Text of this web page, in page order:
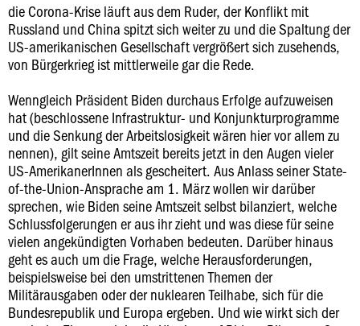
die Corona-Krise läuft aus dem Ruder, der Konflikt mit
Russland und China spitzt sich weiter zu und die Spaltung der
US-amerikanischen Gesellschaft vergrößert sich zusehends,
von Bürgerkrieg ist mittlerweile gar die Rede.
Wenngleich Präsident Biden durchaus Erfolge aufzuweisen
hat (beschlossene Infrastruktur- und Konjunkturprogramme
und die Senkung der Arbeitslosigkeit wären hier vor allem zu
nennen), gilt seine Amtszeit bereits jetzt in den Augen vieler
US-AmerikanerInnen als gescheitert. Aus Anlass seiner State-
of-the-Union-Ansprache am 1. März wollen wir darüber
sprechen, wie Biden seine Amtszeit selbst bilanziert, welche
Schlussfolgerungen er aus ihr zieht und was diese für seine
vielen angekündigten Vorhaben bedeuten. Darüber hinaus
geht es auch um die Frage, welche Herausforderungen,
beispielsweise bei den umstrittenen Themen der
Militärausgaben oder der nuklearen Teilhabe, sich für die
Bundesrepublik und Europa ergeben. Und wie wirkt sich der